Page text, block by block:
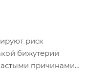
риск
бижутерии
причинами